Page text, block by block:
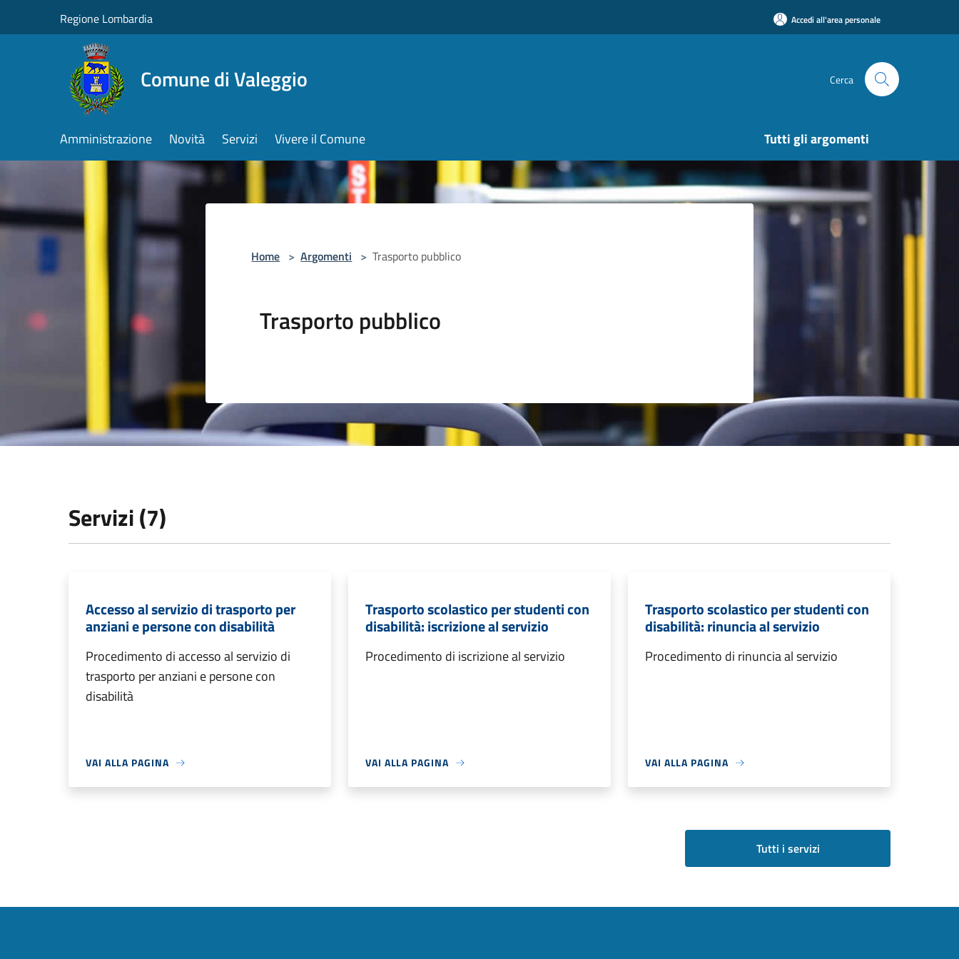
Regione Lombardia Accedi all'area personale
Comune di Valeggio Cerca
Amministrazione Novità Servizi Vivere il Comune Tutti gli argomenti
Home > Argomenti > Trasporto pubblico
Trasporto pubblico
Servizi (7)
Accesso al servizio di trasporto per
anziani e persone con disabilità
Procedimento di accesso al servizio di
trasporto per anziani e persone con
disabilità
VAI ALLA PAGINA
Trasporto scolastico per studenti con
disabilità: iscrizione al servizio
Procedimento di iscrizione al servizio
VAI ALLA PAGINA
Trasporto scolastico per studenti con
disabilità: rinuncia al servizio
Procedimento di rinuncia al servizio
VAI ALLA PAGINA
Tutti i servizi